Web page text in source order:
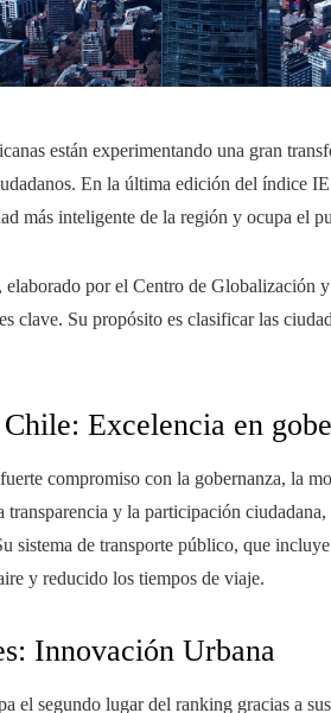
están experimentando una gran
En la última edición del índice
más inteligente de la región y ocupa el
por el Centro de Globalización
clave. Su propósito es clasificar las
Chile: Excelencia en
compromiso con la gobernanza, la
transparencia y la participación
sistema de transporte público, que
y reducido los tiempos de viaje.
Innovación Urbana
el segundo lugar del ranking gracias a